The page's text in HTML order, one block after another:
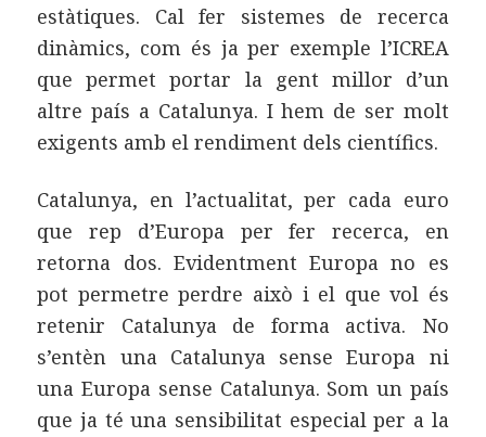
estàtiques. Cal fer sistemes de recerca
dinàmics, com és ja per exemple l’ICREA
que permet portar la gent millor d’un
altre país a Catalunya. I hem de ser molt
exigents amb el rendiment dels científics.
Catalunya, en l’actualitat, per cada euro
que rep d’Europa per fer recerca, en
retorna dos. Evidentment Europa no es
pot permetre perdre això i el que vol és
retenir Catalunya de forma activa. No
s’entèn una Catalunya sense Europa ni
una Europa sense Catalunya. Som un país
que ja té una sensibilitat especial per a la